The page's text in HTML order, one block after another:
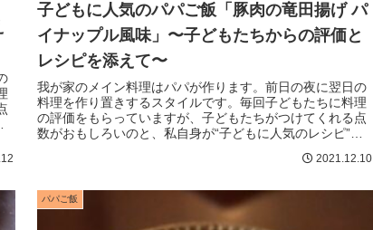
子どもに人気のパパご飯「豚肉の竜田揚げ パ
イナップル風味」〜子どもたちからの評価と
レシピを添えて〜
我が家のメイン料理はパパが作ります。前日の夜に翌日の
料理を作り置きするスタイルです。毎回子どもたちに料理
の評価をもらっていますが、子どもたちがつけてくれる点
数がおもしろいのと、私自身が“子どもに人気のレシピ”を
2021.12.10
パパご飯